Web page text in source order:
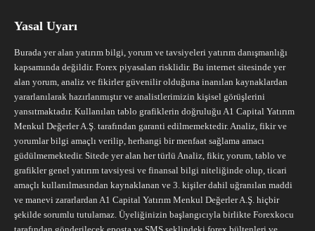
Yasal Uyarı
Burada yer alan yatırım bilgi, yorum ve tavsiyeleri yatırım danışmanlığı
kapsamında değildir. Forex piyasaları risklidir. Bu internet sitesinde yer
alan yorum, analiz ve fikirler güvenilir olduğuna inanılan kaynaklardan
yararlanılarak hazırlanmıştır ve analistlerimizin kişisel görüşlerini
yansıtmaktadır. Kullanılan tablo grafiklerin doğruluğu A1 Capital Yatırım
Menkul Değerler A.Ş. tarafından garanti edilmemektedir. Analiz, fikir ve
yorumlar bilgi amaçlı verilip, herhangi bir menfaat sağlama amacı
güdülmemektedir. Sitede yer alan her türlü Analiz, fikir, yorum, tablo ve
grafikler genel yatırım tavsiyesi ve finansal bilgi niteliğinde olup, ticari
amaçlı kullanılmasından kaynaklanan ve 3. kişiler dahil uğranılan maddi
ve manevi zararlardan A1 Capital Yatırım Menkul Değerler A.Ş. hiçbir
şekilde sorumlu tutulamaz. Üyeliğinizin başlangıcıyla birlikte Forexkocu